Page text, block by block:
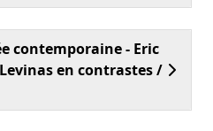
contemporaine - Eric
en contrastes /